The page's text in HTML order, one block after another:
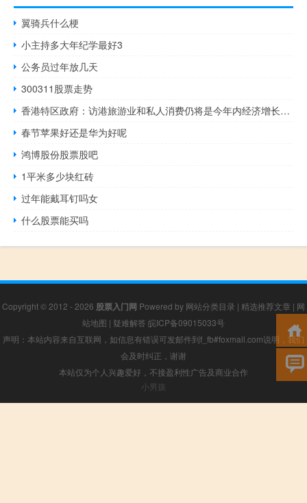
翼骑兵什么梗
小主持多大年纪学最好3
公务员过年放几天
300311股票走势
香港特区政府：访港旅游业和私人消费仍将是今年内经济增长的主要动力
春节苹果好还是华为好呢
鸿博股份股票股吧
1平米多少块红砖
过年能戴耳钉吗女
什么股票能买吗
Copyright © 2012 - 2026 股票入门网 Powered by 网站分类目录 | 精选推荐文章 | 网
站地图 | 疑难解答 皖ICP备09015033号
声明：本站内容来自互联网，如信息有错误可发邮件到f_fb#foxmail.com说明，我们
会及时纠正，谢谢
本站仅为个人兴趣爱好，不接盈利性广告及商业合作
小男孩